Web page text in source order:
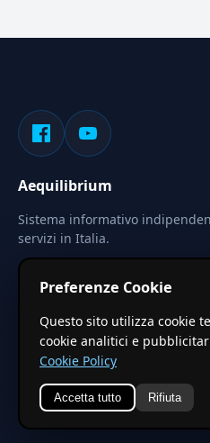
Aequilibrium
Sistema informativo
servizi in Italia.
Le stime pubblicate sono
territoriali regionali applicati a
costituiscono preventivo
© 2026 Aequilibrium — Un
Preferenze Cookie
Questo sito utilizza cookie
cookie analitici e
Cookie Policy
Accetta tutto Rifiuta